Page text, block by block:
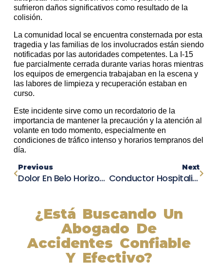
sufrieron daños significativos como resultado de la
colisión.
La comunidad local se encuentra consternada por esta
tragedia y las familias de los involucrados están siendo
notificadas por las autoridades competentes. La I-15
fue parcialmente cerrada durante varias horas mientras
los equipos de emergencia trabajaban en la escena y
las labores de limpieza y recuperación estaban en
curso.
Este incidente sirve como un recordatorio de la
importancia de mantener la precaución y la atención al
volante en todo momento, especialmente en
condiciones de tráfico intenso y horarios tempranos del
día.
Previous
Dolor En Belo Horizonte: Accidente De Autobús Con Aficionados Del Corinthians Deja Siete Muertos
Next
Conductor Hospitalizado En Greenville Luego De Estrellarse En Solitario Cerca De Dollar General
¿Está Buscando Un
Abogado De
Accidentes Confiable
Y Efectivo?